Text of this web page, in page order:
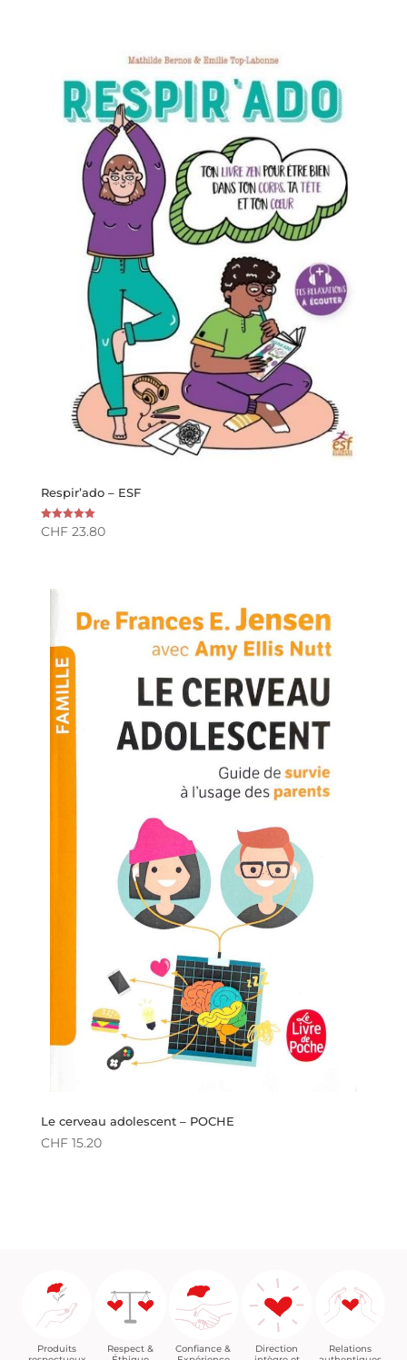
Respir’ado – ESF
Note
5.00
CHF23.80
Le cerveau adolescent – POCHE
CHF15.20
Produits
Respect &
Confiance &
Direction
Relations